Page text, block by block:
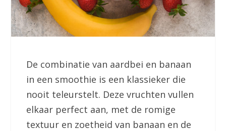
De combinatie van aardbei en banaan
in een smoothie is een klassieker die
nooit teleurstelt. Deze vruchten vullen
elkaar perfect aan, met de romige
textuur en zoetheid van banaan en de